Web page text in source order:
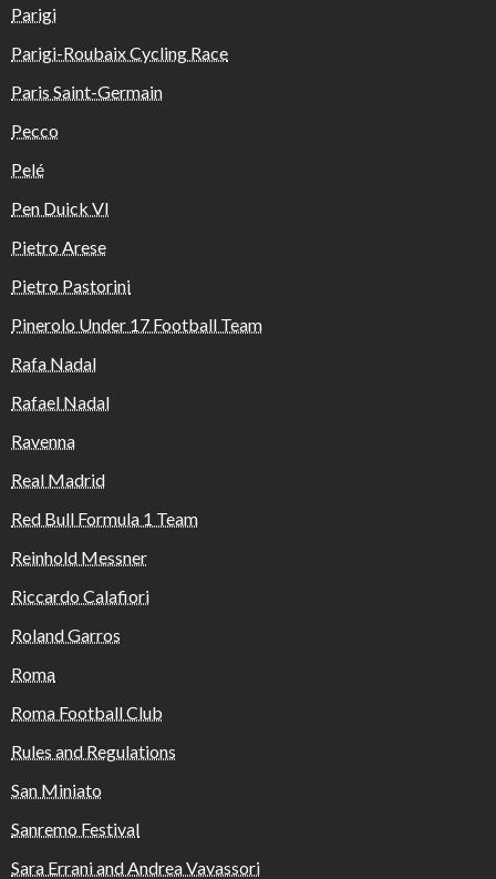
Parigi
Parigi-Roubaix Cycling Race
Paris Saint-Germain
Pecco
Pelé
Pen Duick VI
Pietro Arese
Pietro Pastorini
Pinerolo Under 17 Football Team
Rafa Nadal
Rafael Nadal
Ravenna
Real Madrid
Red Bull Formula 1 Team
Reinhold Messner
Riccardo Calafiori
Roland Garros
Roma
Roma Football Club
Rules and Regulations
San Miniato
Sanremo Festival
Sara Errani and Andrea Vavassori